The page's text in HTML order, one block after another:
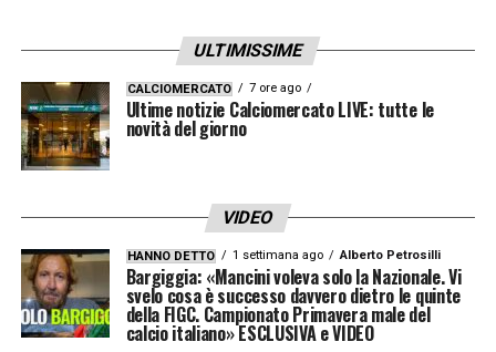
LA PLAYLIST DELLE NOSTRE TOP NEWS
ULTIMISSIME
CALCIOMERCATO 7 ore ago
Ultime notizie Calciomercato LIVE: tutte le
novità del giorno
VIDEO
HANNO DETTO 1 settimana ago Alberto Petrosilli
Bargiggia: «Mancini voleva solo la Nazionale. Vi
svelo cosa è successo davvero dietro le quinte
della FIGC. Campionato Primavera male del
calcio italiano» ESCLUSIVA e VIDEO